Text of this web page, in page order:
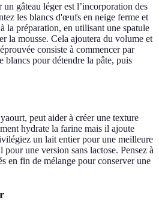
gâteau léger est l’incorporation des
les blancs d'œufs en neige ferme et
la préparation, en utilisant une spatule
la mousse. Cela ajoutera du volume et
consiste à commencer par
blancs pour détendre la pâte, puis
peut aider à créer une texture
hydrate la farine mais il ajoute
un lait entier pour une meilleure
une version sans lactose. Pensez à
en fin de mélange pour conserver une